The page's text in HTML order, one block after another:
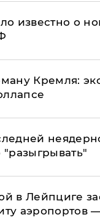
известно о
Кремля:
"разыгрывать"
в Лейпциге
аэропортов